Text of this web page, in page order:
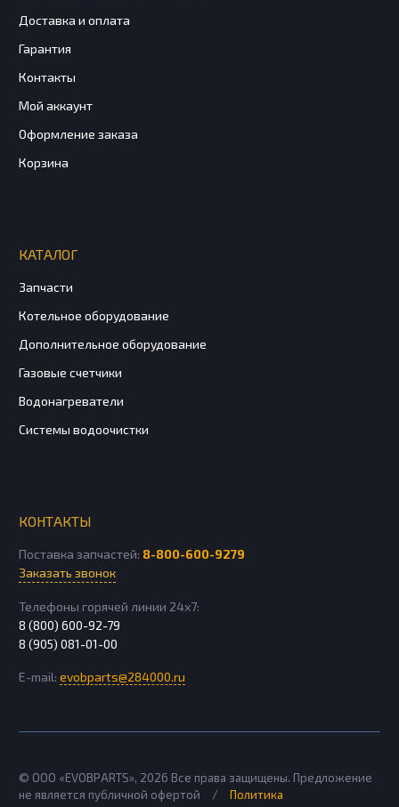
Доставка и оплата
Гарантия
Контакты
Мой аккаунт
Оформление заказа
Корзина
КАТАЛОГ
Запчасти
Котельное оборудование
Дополнительное оборудование
Газовые счетчики
Водонагреватели
Системы водоочистки
КОНТАКТЫ
Поставка запчастей: 8-800-600-9279
Заказать звонок
Телефоны горячей линии 24х7:
8 (800) 600-92-79
8 (905) 081-01-00
E-mail: evobparts@284000.ru
© ООО «EVOBPARTS», 2026 Все права защищены. Предложение
не является публичной офертой
/
Политика